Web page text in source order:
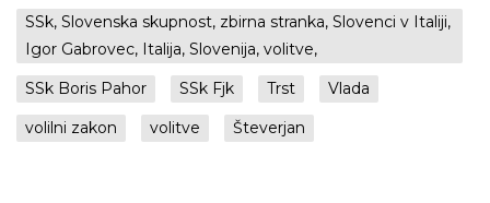
SSk, Slovenska skupnost, zbirna stranka, Slovenci v Italiji,
Igor Gabrovec, Italija, Slovenija, volitve,
SSk Boris Pahor
SSk Fjk Trst
Vlada
volilni zakon
volitve Števerjan